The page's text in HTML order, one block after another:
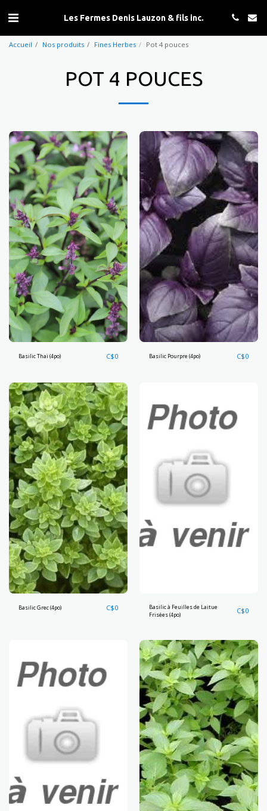
Les Fermes Denis Lauzon & fils inc.
Accueil Nos produits Fines Herbes Pot 4 pouces
POT 4 POUCES
Basilic Thaï (4po) C$0 Basilic Pourpre (4po) C$0
Basilic Grec (4po) C$0
Basilic à Feuilles de Laitue
Frisées (4po)
C$0